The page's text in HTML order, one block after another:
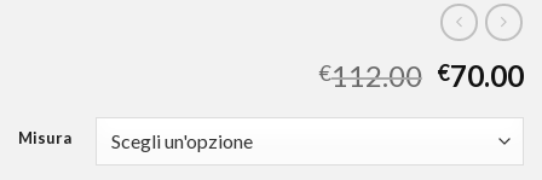
€112.00 €70.00
Misura